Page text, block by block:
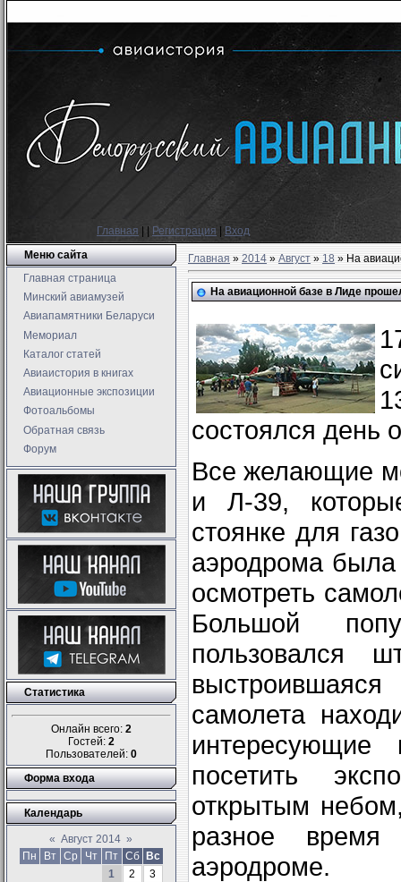
Главная Регистрация
Вход
Меню сайта
Главная страница
Минский авиамузей
Авиапамятники Беларуси
Мемориал
Каталог статей
Авиаистория в книгах
Авиационные экспозиции
Фотоальбомы
Обратная связь
Форум
Статистика
Онлайн всего: 2
Гостей: 2
Пользователей: 0
Форма входа
Календарь
« Август 2014 »
Пн
Вт Ср Чт Пт Сб
Вс
1
2
3
Главная»2014 » Август » 18» На
На авиационной базе в Лиде
состоялся день
Все желающие
и Л-39,
стоянке для
аэродрома была
осмотреть
Большой
пользовался
самолета
посетить
открытым
разное время
аэродроме.